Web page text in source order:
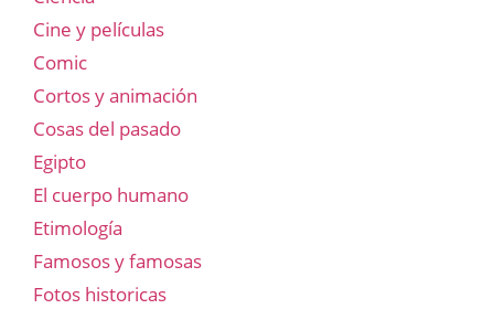
Cine y películas
Comic
Cortos y animación
Cosas del pasado
Egipto
El cuerpo humano
Etimología
Famosos y famosas
Fotos historicas